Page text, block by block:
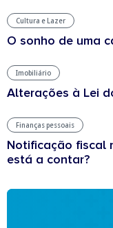
Cultura e Lazer
O sonho de uma
Imobiliário
Alterações à Lei
Finanças pessoais
Notificação fiscal
está a contar?